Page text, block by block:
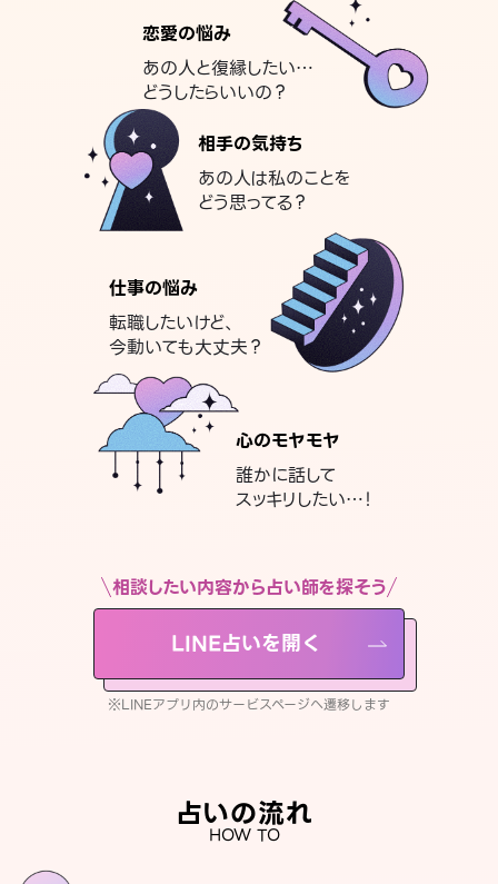
恋愛の悩み
あの人と復縁したい…
どうしたらいいの？
相手の気持ち
あの人は私のことを
どう思ってる？
仕事の悩み
転職したいけど、
今動いても大丈夫？
心のモヤモヤ
誰かに話して
スッキリしたい…！
相談したい内容から占い師を探そう
LINE占いを開く
※LINEアプリ内のサービスページへ遷移します
占いの流れ
HOW TO